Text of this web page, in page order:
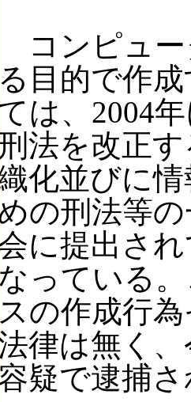
コンピュー
る目的で作
は、2004
法を改正
化並びに
の刑法等
に提出さ
なっている
スの作成行
律は無く
疑で逮捕